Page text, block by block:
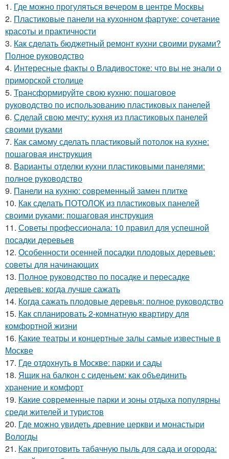
1. Где можно прогуляться вечером в центре Москвы
2. Пластиковые панели на кухонном фартуке: сочетание
красоты и практичности
3. Как сделать бюджетный ремонт кухни своими руками?
Полное руководство
4. Интересные факты о Владивостоке: что вы не знали о
приморской столице
5. Трансформируйте свою кухню: пошаговое
руководство по использованию пластиковых панелей
6. Сделай свою мечту: кухня из пластиковых панелей
своими руками
7. Как самому сделать пластиковый потолок на кухне:
пошаговая инструкция
8. Варианты отделки кухни пластиковыми панелями:
полное руководство
9. Панели на кухню: современный замен плитке
10. Как сделать ПОТОЛОК из пластиковых панелей
своими руками: пошаговая инструкция
11. Советы профессионала: 10 правил для успешной
посадки деревьев
12. Особенности осенней посадки плодовых деревьев:
советы для начинающих
13. Полное руководство по посадке и пересадке
деревьев: когда лучше сажать
14. Когда сажать плодовые деревья: полное руководство
15. Как спланировать 2-комнатную квартиру для
комфортной жизни
16. Какие театры и концертные залы самые известные в
Москве
17. Где отдохнуть в Москве: парки и сады
18. Ящик на балкон с сиденьем: как объединить
хранение и комфорт
19. Какие современные парки и зоны отдыха популярны
среди жителей и туристов
20. Где можно увидеть древние церкви и монастыри
Вологды
21. Как приготовить табачную пыль для сада и огорода: